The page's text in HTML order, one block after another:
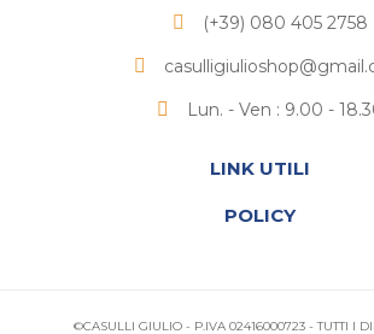
(+39) 080 405 2758
Lun. - Ven : 9.00 -
LINK UTILI
POLICY
©CASULLI GIULIO - P.IVA 02416000723 - TUTTI I